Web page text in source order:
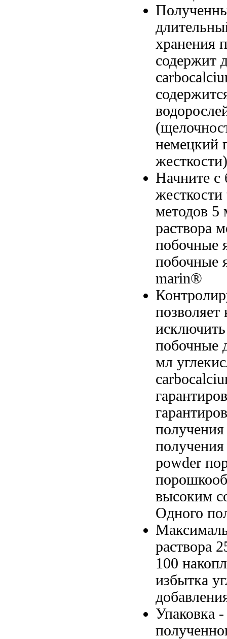
хранения
содержит
немецкий
Начните с
методов 5
раствора
побочные
побочные
marin®
позволяет
исключить
побочные
мл
получения
powder
высоким
Одного
раствора
100
избытка
Упаковка